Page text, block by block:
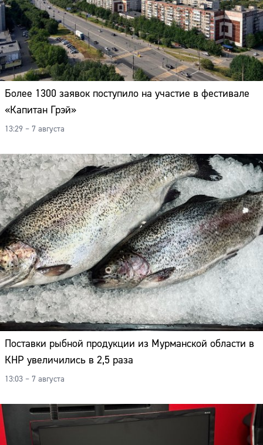
Более 1300 заявок поступило на участие в фестивале
«Капитан Грэй»
13:29 – 7 августа
Поставки рыбной продукции из Мурманской области в
КНР увеличились в 2,5 раза
13:03 – 7 августа